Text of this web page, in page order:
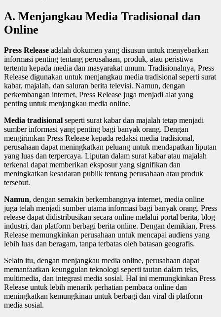
A. Menjangkau Media Tradisional dan
Online
Press Release adalah dokumen yang disusun untuk menyebarkan
informasi penting tentang perusahaan, produk, atau peristiwa
tertentu kepada media dan masyarakat umum. Tradisionalnya, Press
Release digunakan untuk menjangkau media tradisional seperti surat
kabar, majalah, dan saluran berita televisi. Namun, dengan
perkembangan internet, Press Release juga menjadi alat yang
penting untuk menjangkau media online.
Media tradisional seperti surat kabar dan majalah tetap menjadi
sumber informasi yang penting bagi banyak orang. Dengan
mengirimkan Press Release kepada redaksi media tradisional,
perusahaan dapat meningkatkan peluang untuk mendapatkan liputan
yang luas dan terpercaya. Liputan dalam surat kabar atau majalah
terkenal dapat memberikan eksposur yang signifikan dan
meningkatkan kesadaran publik tentang perusahaan atau produk
tersebut.
Namun, dengan semakin berkembangnya internet, media online
juga telah menjadi sumber utama informasi bagi banyak orang. Press
release dapat didistribusikan secara online melalui portal berita, blog
industri, dan platform berbagi berita online. Dengan demikian, Press
Release memungkinkan perusahaan untuk mencapai audiens yang
lebih luas dan beragam, tanpa terbatas oleh batasan geografis.
Selain itu, dengan menjangkau media online, perusahaan dapat
memanfaatkan keunggulan teknologi seperti tautan dalam teks,
multimedia, dan integrasi media sosial. Hal ini memungkinkan Press
Release untuk lebih menarik perhatian pembaca online dan
meningkatkan kemungkinan untuk berbagi dan viral di platform
media sosial.